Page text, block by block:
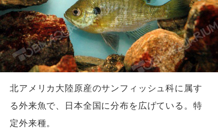
北アメリカ大陸原産のサンフィッシュ科に属す
る外来魚で、日本全国に分布を広げている。特
定外来種。